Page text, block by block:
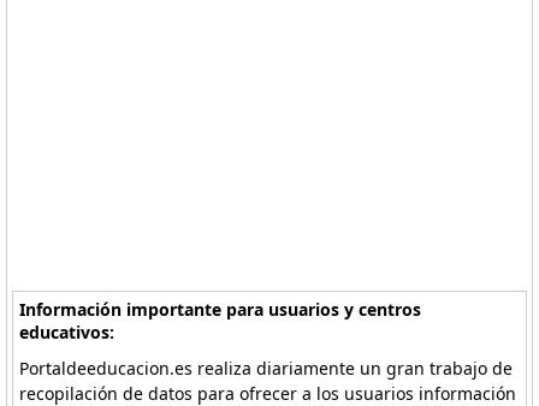
Información importante para usuarios y centros
educativos:
Portaldeeducacion.es realiza diariamente un gran trabajo de
recopilación de datos para ofrecer a los usuarios información